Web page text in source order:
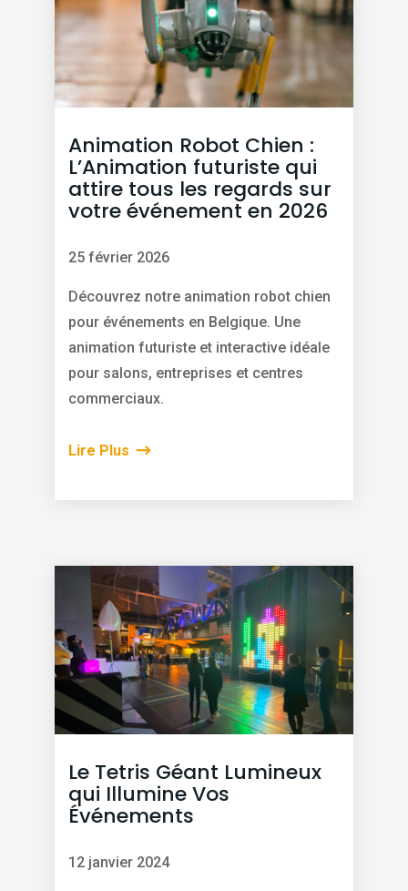
Animation Robot Chien :
L’Animation futuriste qui
attire tous les regards sur
votre événement en 2026
25 février 2026
Découvrez notre animation robot chien
pour événements en Belgique. Une
animation futuriste et interactive idéale
pour salons, entreprises et centres
commerciaux.
Lire Plus
Le Tetris Géant Lumineux
qui Illumine Vos
Événements
12 janvier 2024